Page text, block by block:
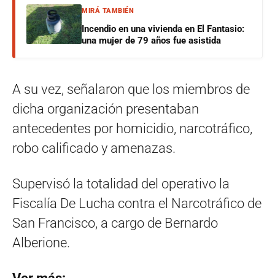
MIRÁ TAMBIÉN
Incendio en una vivienda en El Fantasio:
una mujer de 79 años fue asistida
A su vez, señalaron que los miembros de
dicha organización presentaban
antecedentes por homicidio, narcotráfico,
robo calificado y amenazas.
Supervisó la totalidad del operativo la
Fiscalía De Lucha contra el Narcotráfico de
San Francisco, a cargo de Bernardo
Alberione.